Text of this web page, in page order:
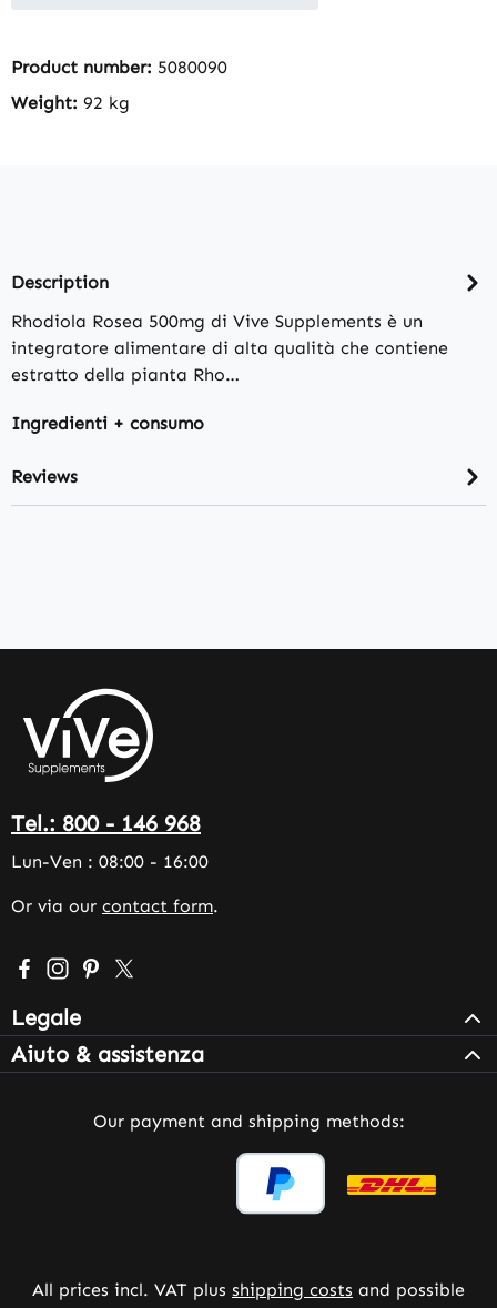
Product number: 5080090
Weight: 92 kg
Description
Rhodiola Rosea 500mg di Vive Supplements è un
integratore alimentare di alta qualità che contiene
estratto della pianta Rho…
Ingredienti + consumo
Reviews
Tel.: 800 - 146 968
Lun-Ven : 08:00 - 16:00
Or via our contact form.
Visit us on Facebook – opens in a new browser tab
Check us out on Instagram – opens in a new
Get inspired on Pinterest – opens in a new
Follow us on X – opens in a new browser
Legale
Aiuto & assistenza
Our payment and shipping methods:
All prices incl. VAT plus shipping costs and possible